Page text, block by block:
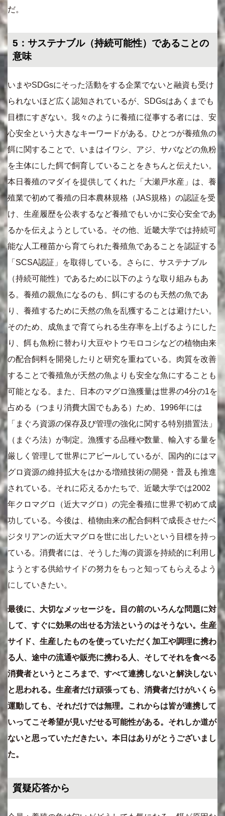
だ。
5：サステナブル（持続可能性）であることの
意味
いまやSDGsにそった活動をする企業でないと融資も受け
られないほど広く認知されているが、SDGsはあくまでも
目標にすぎない。我々のように養殖に従事する者には、安
心安全という大きなキーワードがある。ひとつが養殖魚の
餌に関することで、いまはイワシ、アジ、サバなどの魚粉
を主体にした餌で飼育していることをきちんと伝えたい。
本日養殖のマダイを提供してくれた「大瀬戸水産」は、養
殖業で初めて養殖の日本農林規格（JAS規格）の認証を受
け、生産履歴を公表するなど養殖でもいかに安心安全であ
るかを伝えようとしている。その他、近畿大学では持続可
能な人工種苗から育てられた養殖魚であることを認証する
「SCSA認証」を取得している。さらに、サステナブル
（持続可能性）であるために以下のような取り組みもあ
る。養殖の親魚になるのも、餌にするのも天然の魚であ
り、養殖するために天然の魚を乱獲することは避けたい。
そのため、成魚まで育てられる生存率を上げるようにした
り、餌も魚粉に替わり大豆やトウモロコシなどの植物由来
の配合飼料を開発したりと研究を重ねている。肉質を改善
することで養殖魚が天然の魚よりも安全な魚にすることも
可能となる。また、日本のマグロ漁獲量は世界の4分の1を
占める（つまり消費大国でもある）ため、1996年には
「まぐろ資源の保存及び管理の強化に関する特別措置法」
（まぐろ法）が制定。漁獲する品種や数量、輸入する量を
厳しく管理して世界にアピールしているが、国内的にはマ
グロ資源の維持拡大をはかる増殖技術の開発・普及も推進
されている。それに応えるかたちで、近畿大学では2002
年クロマグロ（近大マグロ）の完全養殖に世界で初めて成
功している。今後は、植物由来の配合飼料で成長させたベ
ジタリアンの近大マグロを世に出したいという目標を持っ
ている。消費者には、そうした海の資源を持続的に利用し
ようとする供給サイドの努力をもっと知ってもらえるよう
にしていきたい。
最後に、大切なメッセージを。目の前のいろんな問題に対
して、すぐに効果の出せる方法というのはそうない。生産
サイド、生産したものを使っていただく加工や調理に携わ
る人、途中の流通や販売に携わる人、そしてそれを食べる
消費者というところまで、すべて連携しないと解決しない
と思われる。生産者だけ頑張っても、消費者だけがいくら
運動しても、それだけでは無理。これからは皆が連携して
いってこそ希望が見いだせる可能性がある。それしか道が
ないと思っていただきたい。本日はありがとうございまし
た。
質疑応答から